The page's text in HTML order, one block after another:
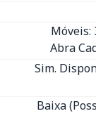
Móveis:
Abra
Sim.
Baixa